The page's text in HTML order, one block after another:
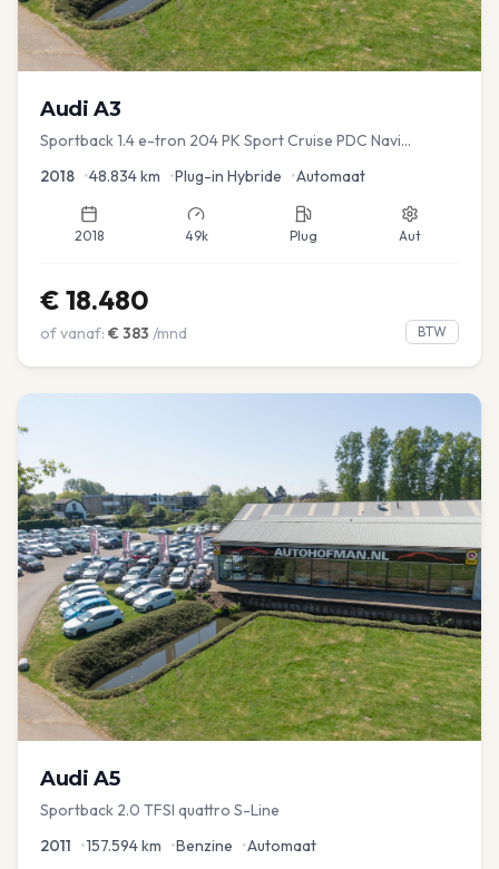
Audi A3
Sportback 1.4 e-tron 204 PK Sport Cruise PDC Navi
2018 •48.834km •Plug-in Hybride •Automaat
2018 49k Plug Aut
€ 18.480
of vanaf: € 383 /mnd BTW
Audi A5
Sportback 2.0 TFSI quattro S-Line
2011 •157.594km •Benzine •Automaat